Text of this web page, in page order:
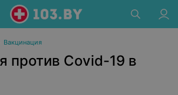
Вакцинация
против Covid-19 в